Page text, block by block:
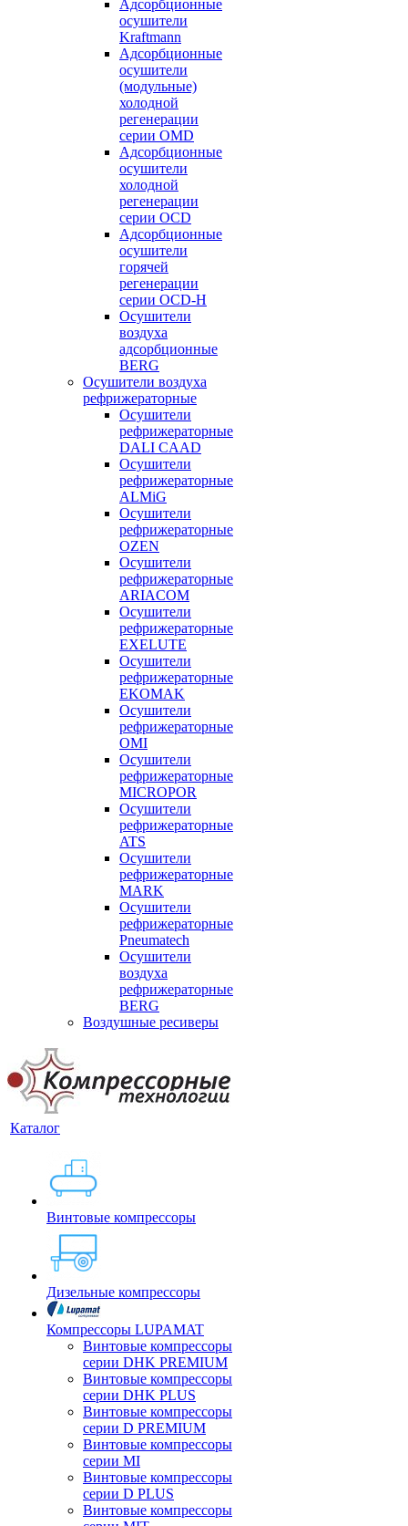
Адсорбционные
осушители
Kraftmann
Адсорбционные
осушители
(модульные)
холодной
регенерации
серии OMD
Адсорбционные
осушители
холодной
регенерации
серии OCD
Адсорбционные
осушители
горячей
регенерации
серии OСD-H
Осушители
воздуха
адсорбционные
BERG
Осушители воздуха
рефрижераторные
Осушители
рефрижераторные
DALI CAAD
Осушители
рефрижераторные
ALMiG
Осушители
рефрижераторные
OZEN
Осушители
рефрижераторные
ARIACOM
Осушители
рефрижераторные
EXELUTE
Осушители
рефрижераторные
EKOMAK
Осушители
рефрижераторные
OMI
Осушители
рефрижераторные
MICROPOR
Осушители
рефрижераторные
ATS
Осушители
рефрижераторные
MARK
Осушители
рефрижераторные
Pneumatech
Осушители
воздуха
рефрижераторные
BERG
Воздушные ресиверы
Каталог
Винтовые компрессоры
Дизельные компрессоры
Компрессоры LUPAMAT
Винтовые компрессоры
серии DHK PREMIUM
Винтовые компрессоры
серии DHK PLUS
Винтовые компрессоры
серии D PREMIUM
Винтовые компрессоры
серии MI
Винтовые компрессоры
серии D PLUS
Винтовые компрессоры